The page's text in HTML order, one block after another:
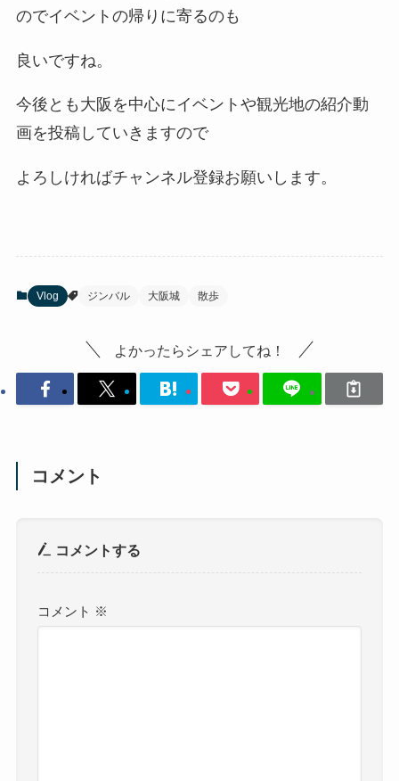
のでイベントの帰りに寄るのも
良いですね。
今後とも大阪を中心にイベントや観光地の紹介動
画を投稿していきますので
よろしければチャンネル登録お願いします。
Vlog ジンバル 大阪城 散歩
よかったらシェアしてね！
コメント
コメントする
コメント ※